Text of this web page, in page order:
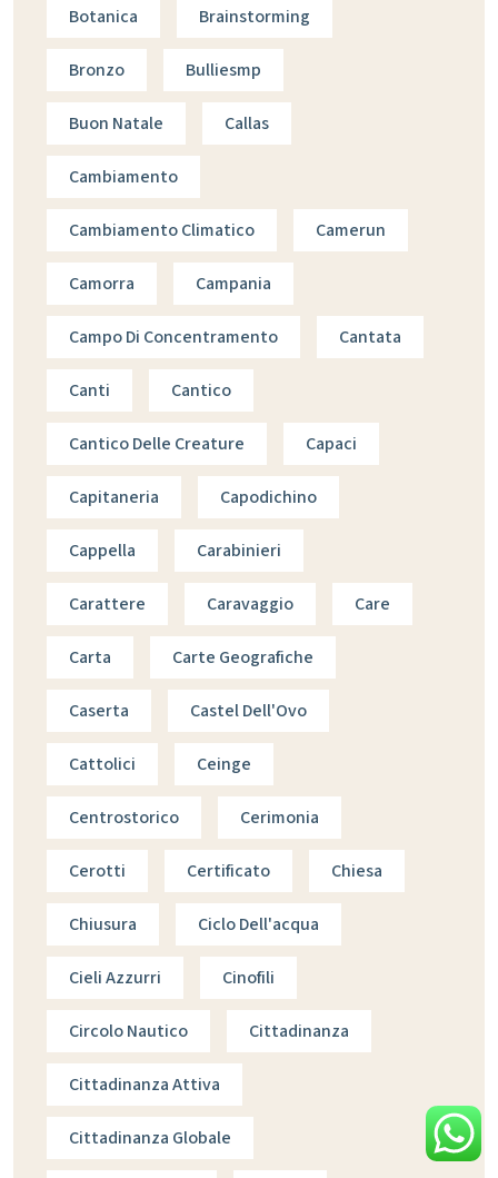
Botanica Brainstorming
Bronzo Bulliesmp
Buon Natale Callas
Cambiamento
Cambiamento Climatico Camerun
Camorra Campania
Campo Di Concentramento Cantata
Canti Cantico
Cantico Delle Creature Capaci
Capitaneria Capodichino
Cappella Carabinieri
Carattere Caravaggio Care
Carta Carte Geografiche
Caserta Castel Dell'Ovo
Cattolici Ceinge
Centrostorico Cerimonia
Cerotti Certificato Chiesa
Chiusura Ciclo Dell'acqua
Cieli Azzurri Cinofili
Circolo Nautico Cittadinanza
Cittadinanza Attiva
Cittadinanza Globale